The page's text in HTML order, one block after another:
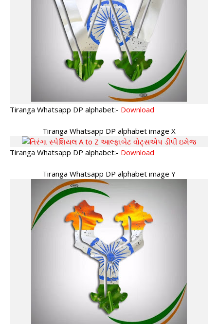
Tiranga Whatsapp DP alphabet:- Download
Tiranga Whatsapp DP alphabet image X
Tiranga Whatsapp DP alphabet:- Download
Tiranga Whatsapp DP alphabet image Y